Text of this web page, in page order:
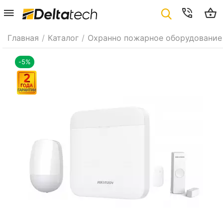
Главная / Каталог / Охранно пожарное оборудование
-5%